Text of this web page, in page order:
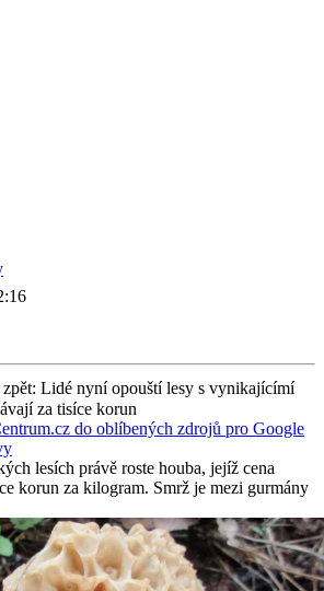
zpět: Lidé nyní opouští lesy s vynikajícímí
za tisíce korun
do oblíbených zdrojů pro Google
lesích právě roste houba, jejíž cena
korun za kilogram. Smrž je mezi gurmány